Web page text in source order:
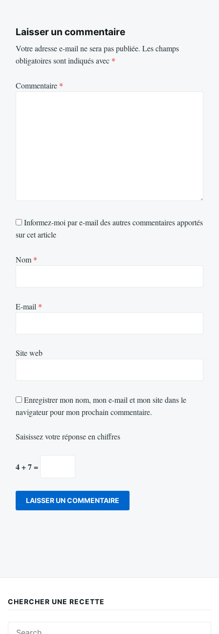
Laisser un commentaire
Votre adresse e-mail ne sera pas publiée. Les champs
obligatoires sont indiqués avec *
Commentaire *
Informez-moi par e-mail des autres commentaires apportés
sur cet article
Nom *
E-mail *
Site web
Enregistrer mon nom, mon e-mail et mon site dans le
navigateur pour mon prochain commentaire.
Saisissez votre réponse en chiffres
4 + 7 =
CHERCHER UNE RECETTE